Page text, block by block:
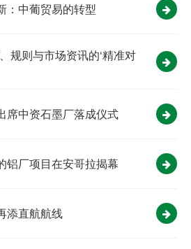
：中葡贸易的转型
规则与市场资讯的‘精准对
席中资石墨厂落成仪式
铝厂项目在安哥拉揭幕
添直航航线